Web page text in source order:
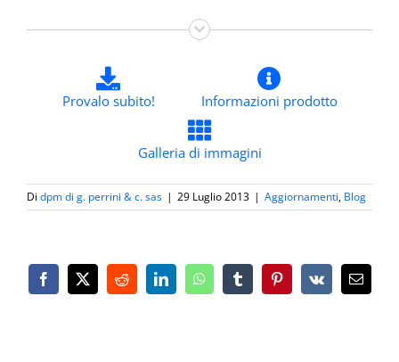
Provalo subito! Informazioni prodotto
Galleria di immagini
Di dpm di g. perrini & c. sas | 29 Luglio 2013 | Aggiornamenti, Blog
Facebook
X RedditLinkedInWhatsAppTumblrPinterest
Vk Email